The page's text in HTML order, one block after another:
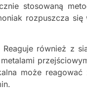
stosowaną
rozpuszcza
również z
może